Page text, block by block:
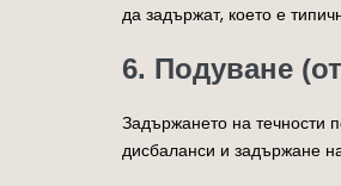
да задържат, което е
6. Подуване
Задържането на течности
дисбаланси и задържане